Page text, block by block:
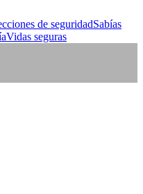
de seguridadSabías
Vidas seguras